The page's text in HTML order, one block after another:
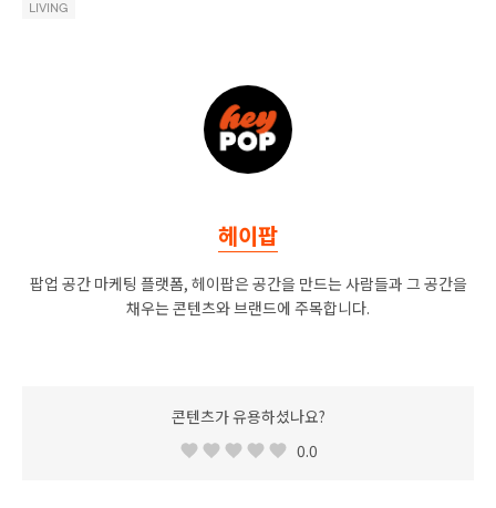
LIVING
헤이팝
팝업 공간 마케팅 플랫폼, 헤이팝은 공간을 만드는 사람들과 그 공간을
채우는 콘텐츠와 브랜드에 주목합니다.
콘텐츠가 유용하셨나요?
0.0